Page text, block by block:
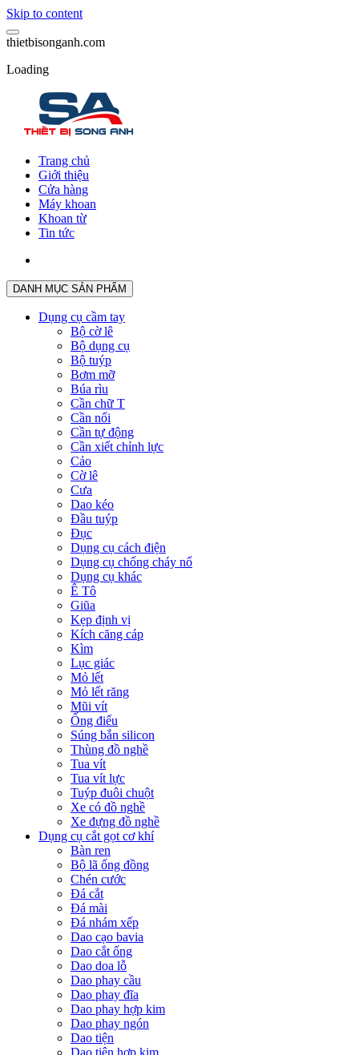
Skip to content
thietbisonganh.com
Loading
Trang chủ
Giới thiệu
Cửa hàng
Máy khoan
Khoan từ
Tin tức
DANH MỤC SẢN PHẨM
Dụng cụ cầm tay
Bộ cờ lê
Bộ dụng cụ
Bộ tuýp
Bơm mỡ
Búa rìu
Cần chữ T
Cần nối
Cần tự động
Cần xiết chỉnh lực
Cảo
Cờ lê
Cưa
Dao kéo
Đầu tuýp
Đục
Dụng cụ cách điện
Dụng cụ chống cháy nổ
Dụng cụ khác
Ê Tô
Giũa
Kẹp định vị
Kích căng cáp
Kìm
Lục giác
Mỏ lết
Mỏ lết răng
Mũi vít
Ống điếu
Súng bắn silicon
Thùng đồ nghề
Tua vít
Tua vít lực
Tuýp đuôi chuột
Xe có đồ nghề
Xe đựng đồ nghề
Dụng cụ cắt gọt cơ khí
Bàn ren
Bộ lã ống đồng
Chén cước
Đá cắt
Đá mài
Đá nhám xếp
Dao cạo bavia
Dao cắt ống
Dao doa lỗ
Dao phay cầu
Dao phay đĩa
Dao phay hợp kim
Dao phay ngón
Dao tiện
Dao tiện hợp kim